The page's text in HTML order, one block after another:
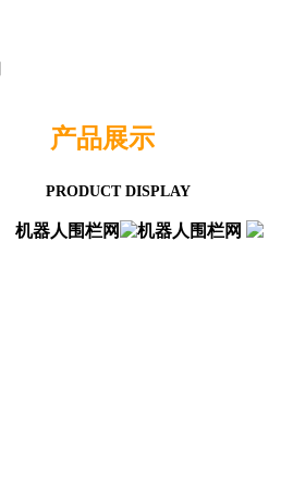
产品展示
PRODUCT DISPLAY